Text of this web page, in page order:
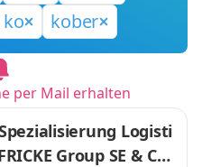
ko kober
per Mail erhalten
Logisti
Group SE & Co.